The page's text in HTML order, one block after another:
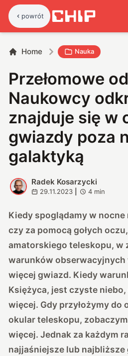
powrót
Home Nauka
Przełomowe
Naukowcy
znajduje się w
gwiazdy poza
galaktyką
R
Radek Kosarzycki
29.11.2023 4 min
Kiedy spoglądamy w
czy za pomocą gołych
amatorskiego teleskopu, w
warunków
więcej gwiazd. Kiedy
Księżyca, jest czyste
więcej. Gdy przyłożymy do
okular teleskopu,
więcej. Jednak za każdym
najjaśniejsze lub